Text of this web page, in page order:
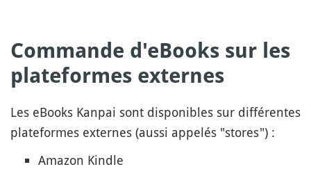
Commande d'eBooks sur les
plateformes externes
Les eBooks Kanpai sont disponibles sur différentes
plateformes externes (aussi appelés "stores") :
Amazon Kindle